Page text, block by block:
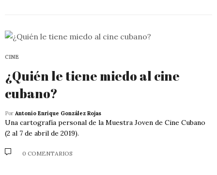
CINE
¿Quién le tiene miedo al cine
cubano?
Por Antonio Enrique González Rojas
Una cartografía personal de la Muestra Joven de Cine Cubano
(2 al 7 de abril de 2019).
0 COMENTARIOS